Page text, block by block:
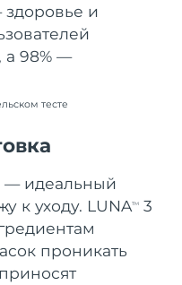
здоровье и
а 98% —
тесте
— идеальный
к уходу. LUNATM
3
проникать
Ожидаемая дата доставки
дата доставки
дата доставки
8/15/26
Ожидаемая дата доставки
8/12/26